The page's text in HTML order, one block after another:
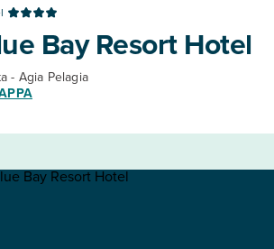
Bay Resort Hotel
- Agia Pelagia